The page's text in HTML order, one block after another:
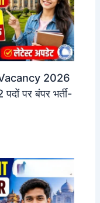
2026
पर बंपर भर्ती-